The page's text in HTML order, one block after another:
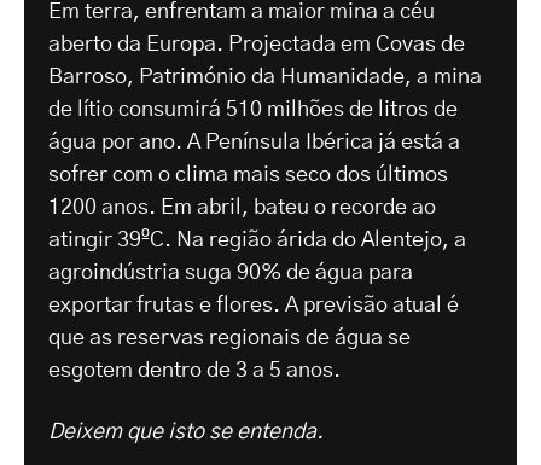
Em terra, enfrentam a maior mina a céu
aberto da Europa. Projectada em Covas de
Barroso, Património da Humanidade, a mina
de lítio consumirá 510 milhões de litros de
água por ano. A Península Ibérica já está a
sofrer com o clima mais seco dos últimos
1200 anos. Em abril, bateu o recorde ao
atingir 39ºC. Na região árida do Alentejo, a
agroindústria suga 90% de água para
exportar frutas e flores. A previsão atual é
que as reservas regionais de água se
esgotem dentro de 3 a 5 anos.
Deixem que isto se entenda.